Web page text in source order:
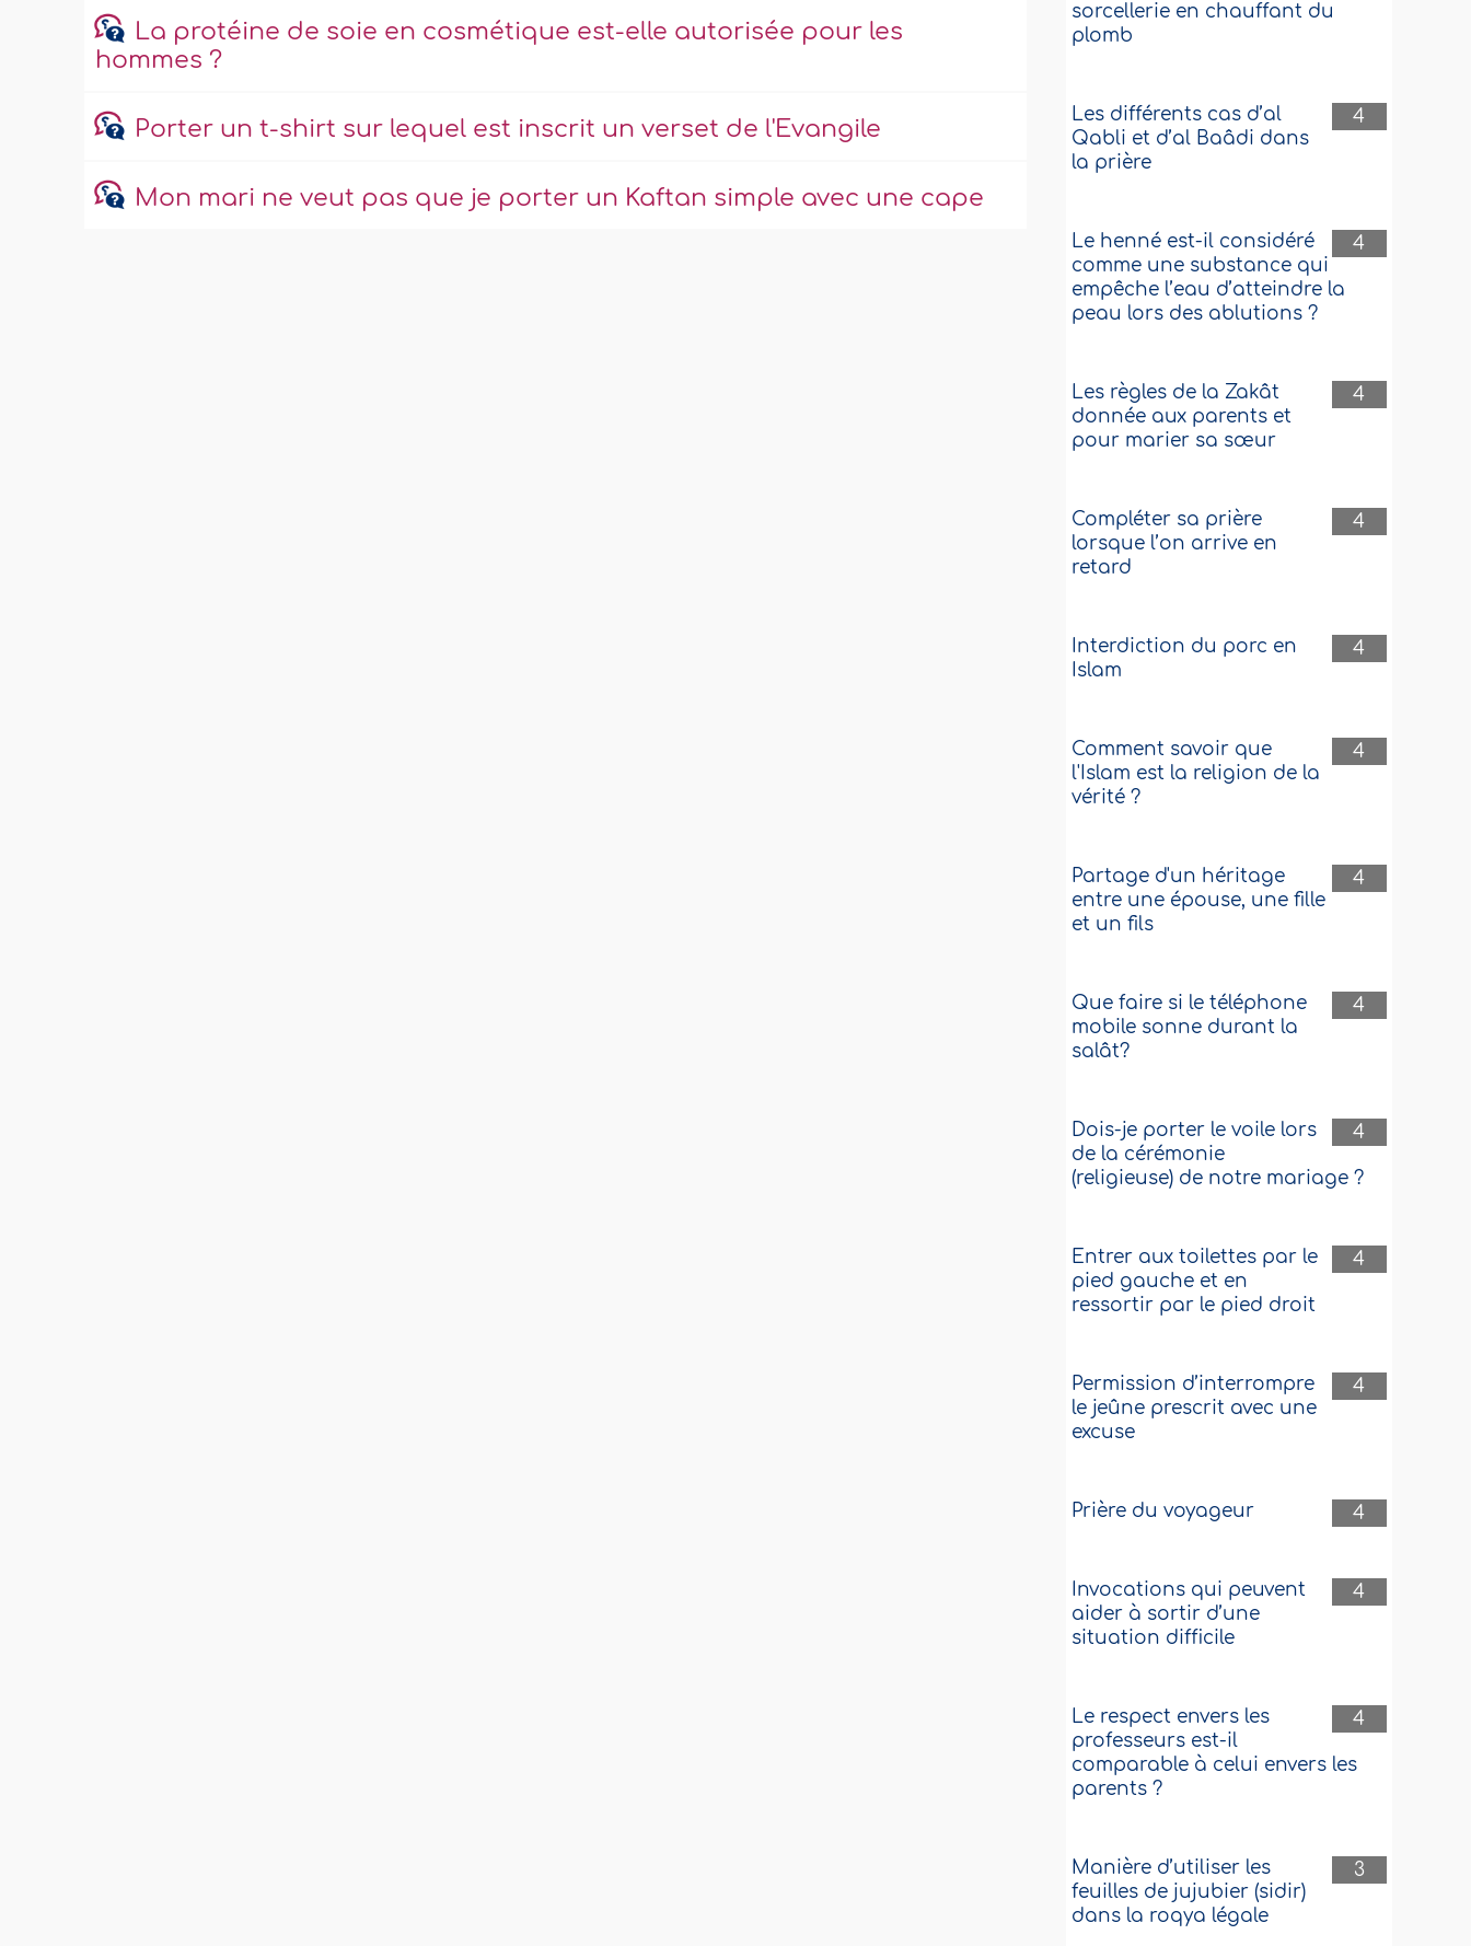
La protéine de soie en cosmétique est-elle autorisée pour les
hommes ?
Porter un t-shirt sur lequel est inscrit un verset de l'Evangile
Mon mari ne veut pas que je porter un Kaftan simple avec une cape
sorcellerie en chauffant du
plomb
4
Les différents cas d’al
Qabli et d’al Baâdi dans
la prière
4
Le henné est-il considéré
comme une substance qui
empêche l’eau d’atteindre la
peau lors des ablutions ?
4
Les règles de la Zakât
donnée aux parents et
pour marier sa sœur
4
Compléter sa prière
lorsque l’on arrive en
retard
4
Interdiction du porc en
Islam
4
Comment savoir que
l'Islam est la religion de la
vérité ?
4
Partage d'un héritage
entre une épouse, une fille
et un fils
4
Que faire si le téléphone
mobile sonne durant la
salât?
4
Dois-je porter le voile lors
de la cérémonie
(religieuse) de notre mariage ?
4
Entrer aux toilettes par le
pied gauche et en
ressortir par le pied droit
4
Permission d’interrompre
le jeûne prescrit avec une
excuse
4
Prière du voyageur
4
Invocations qui peuvent
aider à sortir d’une
situation difficile
4
Le respect envers les
professeurs est-il
comparable à celui envers les
parents ?
3
Manière d’utiliser les
feuilles de jujubier (sidir)
dans la roqya légale